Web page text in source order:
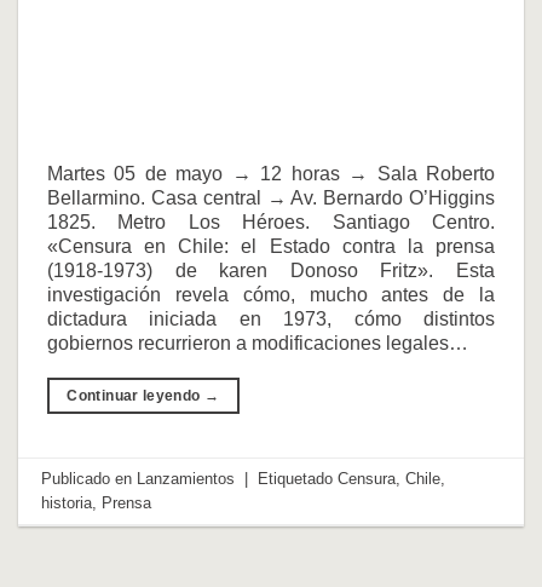
Martes 05 de mayo → 12 horas → Sala Roberto
Bellarmino. Casa central → Av. Bernardo O’Higgins
1825. Metro Los Héroes. Santiago Centro.
«Censura en Chile: el Estado contra la prensa
(1918-1973) de karen Donoso Fritz». Esta
investigación revela cómo, mucho antes de la
dictadura iniciada en 1973, cómo distintos
gobiernos recurrieron a modificaciones legales…
Continuar leyendo →
Publicado en Lanzamientos | EtiquetadoCensura ,Chile
historia Prensa